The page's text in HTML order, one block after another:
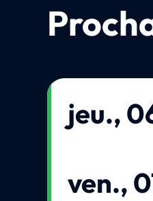
jeu.,
ven.,